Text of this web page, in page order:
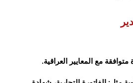
مع المعايير العراقية.